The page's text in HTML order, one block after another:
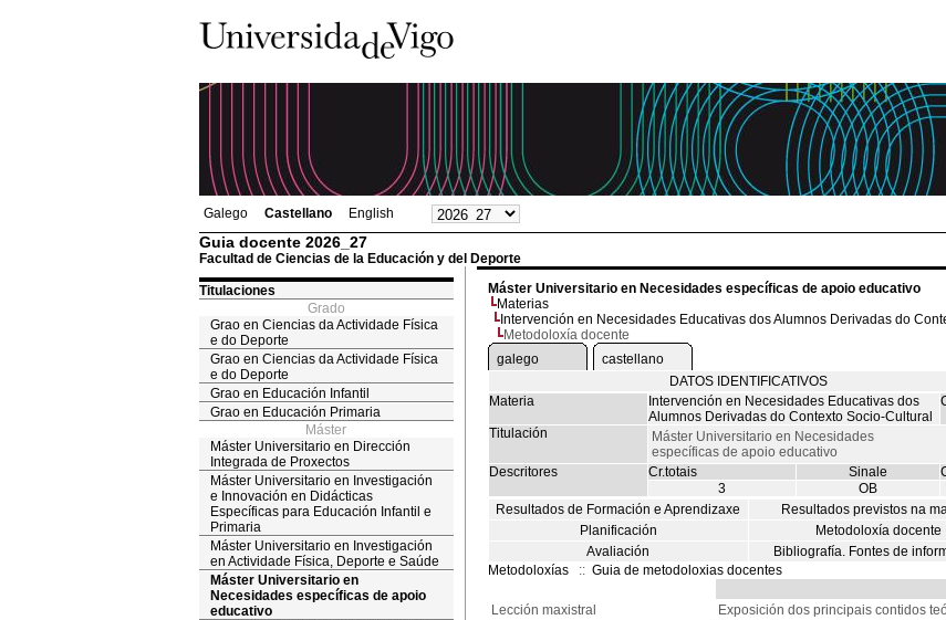
Galego Castellano English
Guia docente 2026_27
Facultad de Ciencias de la Educación y del Deporte
Titulaciones
Grado
Grao en Ciencias da Actividade Física
e do Deporte
Grao en Ciencias da Actividade Física
e do Deporte
Grao en Educación Infantil
Grao en Educación Primaria
Máster
Máster Universitario en Dirección
Integrada de Proxectos
Máster Universitario en Investigación
e Innovación en Didácticas
Específicas para Educación Infantil e
Primaria
Máster Universitario en Investigación
en Actividade Física, Deporte e Saúde
Máster Universitario en
Necesidades específicas de apoio
educativo
Máster Universitario en Necesidades específicas de apoio educativo
Materias
Intervención en Necesidades Educativas dos Alumnos Derivadas do
Metodoloxía docente
galego
castellano
DATOS IDENTIFICATIVOS
Materia
Intervención en Necesidades Educativas dos
Alumnos Derivadas do Contexto Socio-Cultural
Titulación
Máster Universitario en Necesidades
específicas de apoio educativo
Descritores
Cr.totais Sinale
3
OB
Resultados de Formación e Aprendizaxe
Resultados previstos na
Planificación
Metodoloxía docente
Avaliación
Bibliografía. Fontes de
Metodoloxías
:: Guia de metodoloxias docentes
Lección maxistral
Exposición dos principais contidos